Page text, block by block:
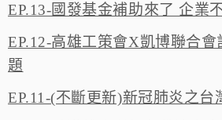
EP.13-國發基金補助來了 企業
EP.12-高雄工策會X凱博聯合
題
EP.11-(不斷更新)新冠肺炎之台